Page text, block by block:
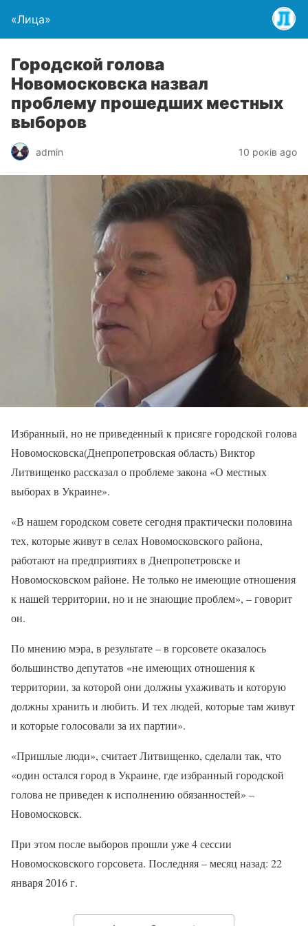
«Лица»
Городской голова
Новомосковска назвал
проблему прошедших местных
выборов
admin 10 років ago
Избранный, но не приведенный к присяге городской голова
Новомосковска(Днепропетровская область) Виктор
Литвищенко рассказал о проблеме закона «О местных
выборах в Украине».
«В нашем городском совете сегодня практически половина
тех, которые живут в селах Новомосковского района,
работают на предприятиях в Днепропетровске и
Новомосковском районе. Не только не имеющие отношения
к нашей территории, но и не знающие проблем», – говорит
он.
По мнению мэра, в результате – в горсовете оказалось
большинство депутатов «не имеющих отношения к
территории, за которой они должны ухаживать и которую
должны хранить и любить. И тех людей, которые там живут
и которые голосовали за их партии».
«Пришлые люди», считает Литвищенко, сделали так, что
«один остался город в Украине, где избранный городской
голова не приведен к исполнению обязанностей» –
Новомосковск.
При этом после выборов прошли уже 4 сессии
Новомосковского горсовета. Последняя – месяц назад: 22
января 2016 г.